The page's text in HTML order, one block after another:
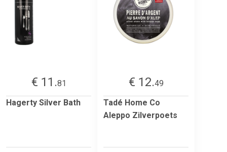
€ 11.81
Hagerty Silver Bath
€ 12.49
Tadé Home Co
Aleppo Zilverpoets